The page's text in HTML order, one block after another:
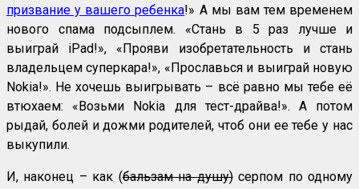
призвание у вашего ребенка!» А мы вам тем временем
нового спама подсыплем. «Стань в 5 раз лучше и
выиграй iPad!», «Прояви изобретательность и стань
владельцем суперкара!», «Прославься и выиграй новую
Nokia!». Не хочешь выигрывать – всё равно мы тебе её
втюхаем: «Возьми Nokia для тест-драйва!». А потом
рыдай, болей и дожми родителей, чтоб они ее тебе у нас
выкупили.
И, наконец – как (бальзам на душу)серпом по одному